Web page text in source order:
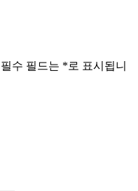
필수 필드는 *로 표시됩니